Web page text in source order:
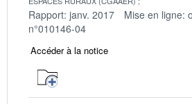
Rapport: janv. 2017 Mise en ligne:
n°010146-04
Accéder à la notice